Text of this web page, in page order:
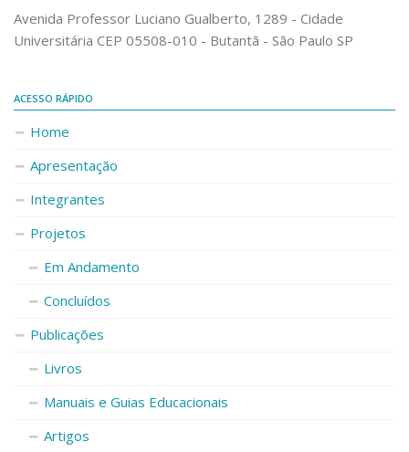
Avenida Professor Luciano Gualberto, 1289 - Cidade
Universitária CEP 05508-010 - Butantã - São Paulo SP
ACESSO RÁPIDO
Home
Apresentação
Integrantes
Projetos
Em Andamento
Concluídos
Publicações
Livros
Manuais e Guias Educacionais
Artigos